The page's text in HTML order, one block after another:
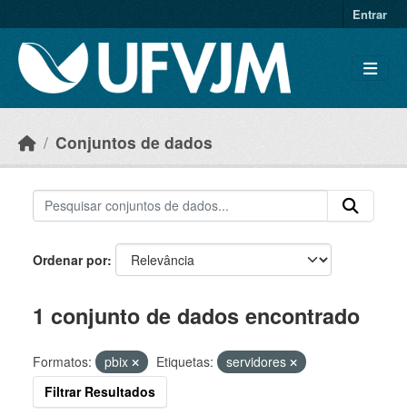
Entrar
Conjuntos de dados
Ordenar por
1 conjunto de dados encontrado
Formatos: pbix Etiquetas:
servidores
Filtrar Resultados